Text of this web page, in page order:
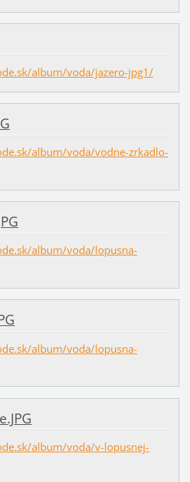
album/voda/jazero-jpg1/
album/voda/vodne-zrkadlo-
album/voda/lopusna-
album/voda/lopusna-
album/voda/v-lopusnej-